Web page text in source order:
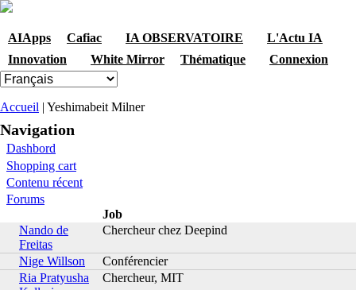
Skip to navigation
Aller au contenu principal
AIApps Cafiac IA OBSERVATOIRE
L'Actu IA
Innovation
White Mirror Thématique Connexion
Vous êtes ici
Accueil | Yeshimabeit Milner
Navigation
Dashbord
Shopping cart
Contenu récent
Forums
Job
Nando de
Freitas
Chercheur chez Deepind
Nige Willson
Conférencier
Ria Pratyusha
Chercheur, MIT